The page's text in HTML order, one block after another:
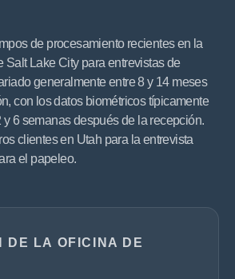
de procesamiento recientes en la
Salt Lake City para entrevistas de
generalmente entre 8 y 14 meses
con los datos biométricos típicamente
y 6 semanas después de la recepción.
clientes en Utah para la entrevista
el papeleo.
DE LA OFICINA DE